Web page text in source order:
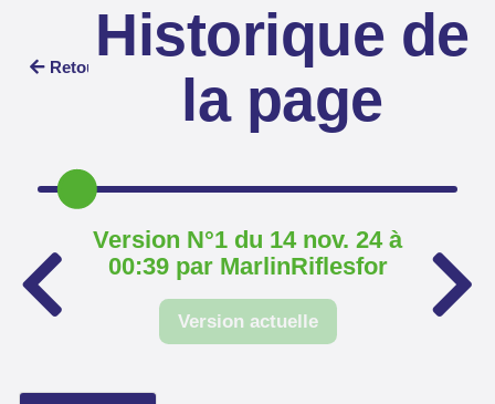
Retour Historique de
la page
Version N°1 du 14 nov. 24 à
00:39 par MarlinRiflesfor
Version actuelle